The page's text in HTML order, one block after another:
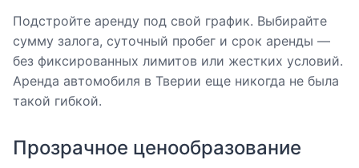
Подстройте аренду под свой график. Выбирайте
сумму залога, суточный пробег и срок аренды —
без фиксированных лимитов или жестких условий.
Аренда автомобиля в Тверии еще никогда не была
такой гибкой.
Прозрачное ценообразование